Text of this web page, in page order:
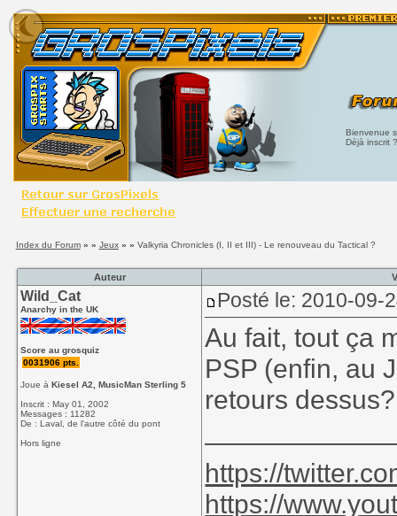
Bienvenue
Déjà inscrit
Index du Forum» » Jeux» » Valkyria Chronicles (I, II et III) - Le renouveau du Tactical ?
Auteur
Wild_Cat
Anarchy in the UK
Score au grosquiz
0031906 pts.
Joue àKiesel A2, MusicMan Sterling 5
Inscrit : May 01, 2002
Messages : 11282
De : Laval, de l'autre côté du pont
Hors ligne
Posté le: 2010-09-
Au fait, tout ça
PSP (enfin, au
retours dessus?
https://
https://